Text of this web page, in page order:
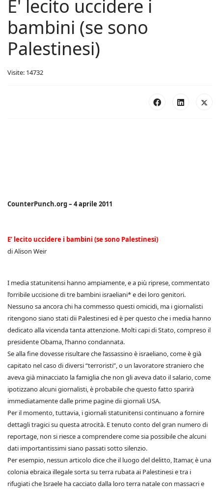
E' lecito uccidere i
bambini (se sono
Palestinesi)
Visite: 14732
CounterPunch.org – 4 aprile 2011
E’ lecito uccidere i bambini (se sono Palestinesi)
di Alison Weir
I media statunitensi hanno ampiamente, e a più riprese, commentato
l’orribile uccisione di tre bambini israeliani* e dei loro genitori.
Nessuno sa ancora chi ha commesso questi omicidi, ma i giornalisti
ritengono siano stati dii Palestinesi ed è per questo che i media hanno
dedicato alla vicenda tanta attenzione. Molti capi di Stato, compreso il
presidente Obama, l’hanno condannata.
Se alla fine dovesse risultare che l’assassino è israeliano, come è già
capitato nel caso di diversi “terroristi”, o un lavoratore straniero che
aveva già minacciato la famiglia che non gli aveva dato il salario, come
ipotizzano alcuni giornalisti, è probabile che questo fatto sparirà
immediatamente dalle prime pagine dii giornali USA.
Per il momento, tuttavia, i giornali statunitensi continuano a fornire
dettagli tragici su questa atrocità. E tenuto conto del gran numero di
reportage, non si riesce a comprendere come sia possibile che alcuni
dati importantissimi siano passati sotto silenzio.
Per esempio, nessun articolo dice che il luogo del delitto, Itamar, è una
colonia ebraica illegale sorta su terra rubata ai Palestinesi e tra i
rifugiati che Israele ha cacciato dalla loro terra natale con massacri e